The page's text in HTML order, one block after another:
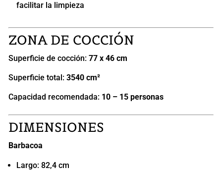
facilitar la limpieza
ZONA DE COCCIÓN
Superficie de cocción: 77 x 46 cm
Superficie total: 3540 cm²
Capacidad recomendada: 10 – 15 personas
DIMENSIONES
Barbacoa
Largo: 82,4 cm